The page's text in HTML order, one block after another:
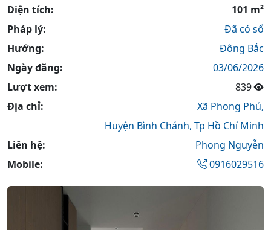
Diện tích:
101 m²
Pháp lý:
Đã có sổ
Hướng:
Đông Bắc
Ngày đăng:
03/06/2026
Lượt xem:
839
Địa chỉ:
Xã Phong Phú,
Huyện Bình Chánh, Tp Hồ Chí Minh
Liên hệ:
Phong Nguyễn
Mobile:
0916029516